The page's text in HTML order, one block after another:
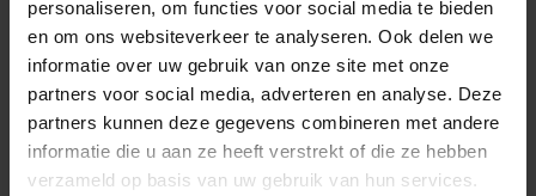
personaliseren, om functies voor social media te bieden
en om ons websiteverkeer te analyseren. Ook delen we
informatie over uw gebruik van onze site met onze
partners voor social media, adverteren en analyse. Deze
partners kunnen deze gegevens combineren met andere
informatie die u aan ze heeft verstrekt of die ze hebben
verzameld op basis van uw gebruik van hun services.